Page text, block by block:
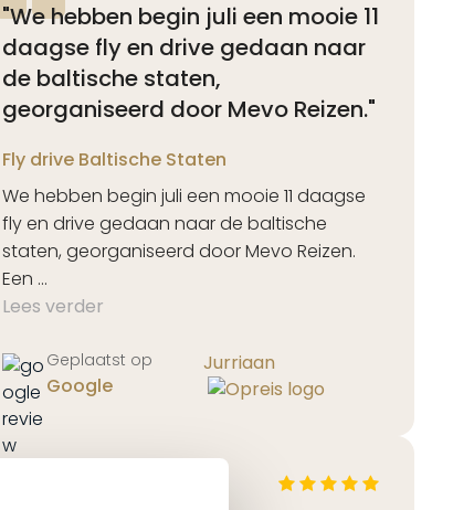
"We hebben begin juli een mooie 11
daagse fly en drive gedaan naar
de baltische staten,
georganiseerd door Mevo Reizen."
Fly drive Baltische Staten
We hebben begin juli een mooie 11 daagse
fly en drive gedaan naar de baltische
staten, georganiseerd door Mevo Reizen.
Een ...
Lees verder
Geplaatst op
Google
Jurriaan